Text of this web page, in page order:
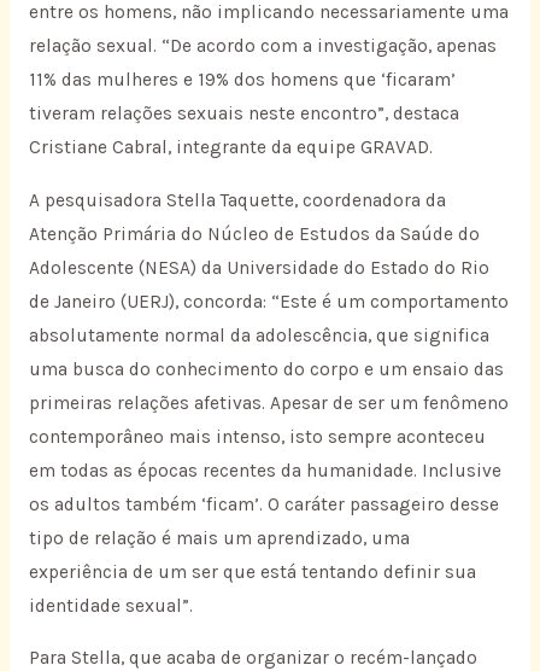
entre os homens, não implicando necessariamente uma
relação sexual. “De acordo com a investigação, apenas
11% das mulheres e 19% dos homens que ‘ficaram’
tiveram relações sexuais neste encontro”, destaca
Cristiane Cabral, integrante da equipe GRAVAD.
A pesquisadora Stella Taquette, coordenadora da
Atenção Primária do Núcleo de Estudos da Saúde do
Adolescente (NESA) da Universidade do Estado do Rio
de Janeiro (UERJ), concorda: “Este é um comportamento
absolutamente normal da adolescência, que significa
uma busca do conhecimento do corpo e um ensaio das
primeiras relações afetivas. Apesar de ser um fenômeno
contemporâneo mais intenso, isto sempre aconteceu
em todas as épocas recentes da humanidade. Inclusive
os adultos também ‘ficam’. O caráter passageiro desse
tipo de relação é mais um aprendizado, uma
experiência de um ser que está tentando definir sua
identidade sexual”.
Para Stella, que acaba de organizar o recém-lançado